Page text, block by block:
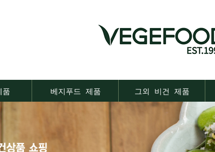
품 베지푸드 제품 그외 비건 제품